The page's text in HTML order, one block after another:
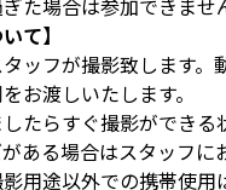
た場合は参加できませ
て】
ッフが撮影致します。
お渡しいたします。
たらすぐ撮影ができる
ある場合はスタッフに
用途以外での携帯使用